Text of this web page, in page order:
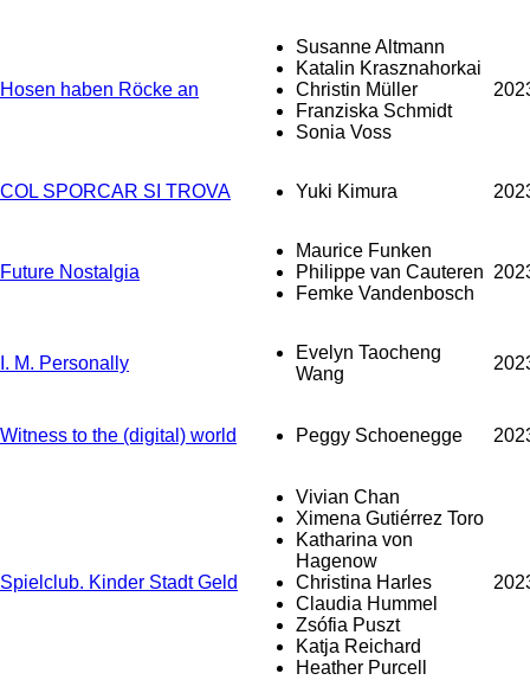
Hosen haben Röcke an
Susanne Altmann
Katalin Krasznahorkai
Christin Müller
Franziska Schmidt
Sonia Voss
COL SPORCAR SI TROVA Yuki Kimura
Future Nostalgia
Maurice Funken
Philippe van Cauteren
Femke Vandenbosch
I. M. Personally
Evelyn Taocheng
Wang
Witness to the (digital) world Peggy Schoenegge
Spielclub. Kinder Stadt Geld
Vivian Chan
Ximena Gutiérrez Toro
Katharina von
Hagenow
Christina Harles
Claudia Hummel
Zsófia Puszt
Katja Reichard
Heather Purcell